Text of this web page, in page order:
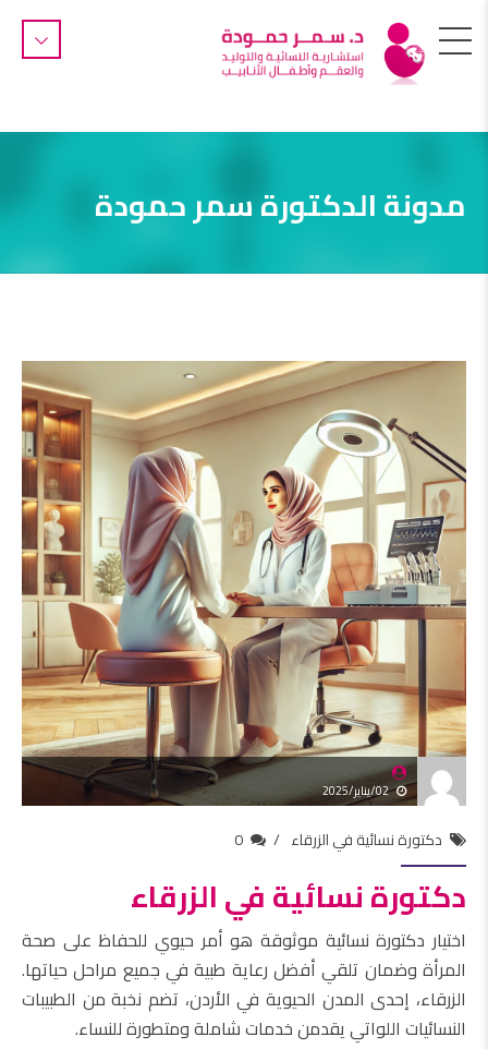
مدونة الدكتورة سمر حمودة
02/يناير/2025
دكتورة نسائية في الزرقاء 0
دكتورة نسائية في الزرقاء
اختيار دكتورة نسائية موثوقة هو أمر حيوي للحفاظ على صحة
المرأة وضمان تلقي أفضل رعاية طبية في جميع مراحل حياتها.
الزرقاء، إحدى المدن الحيوية في الأردن، تضم نخبة من الطبيبات
النسائيات اللواتي يقدمن خدمات شاملة ومتطورة للنساء.